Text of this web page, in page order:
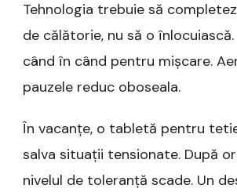
Tehnologia trebuie să
de călătorie, nu să o
când în când pentru mișcare.
pauzele reduc oboseala.
În vacanțe, o tabletă pentru
salva situații tensionate. După
nivelul de toleranță scade. Un